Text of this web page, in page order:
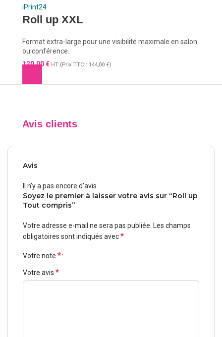
Roll up XXL
Format extra-large pour une visibilité maximale en salon
ou conférence.
120,00€ HT (Prix TTC : 144,00 €)
Avis clients
Avis
Il n’y a pas encore d’avis.
Soyez le premier à laisser votre avis sur “Roll up
Tout compris”
Votre adresse e-mail ne sera pas publiée. Les champs
obligatoires sont indiqués avec*
Votre note*
Votre avis*